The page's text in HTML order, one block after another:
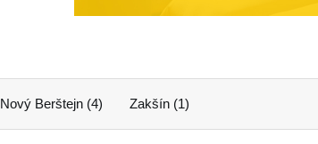
Nový Berštejn (4) Zakšín (1)